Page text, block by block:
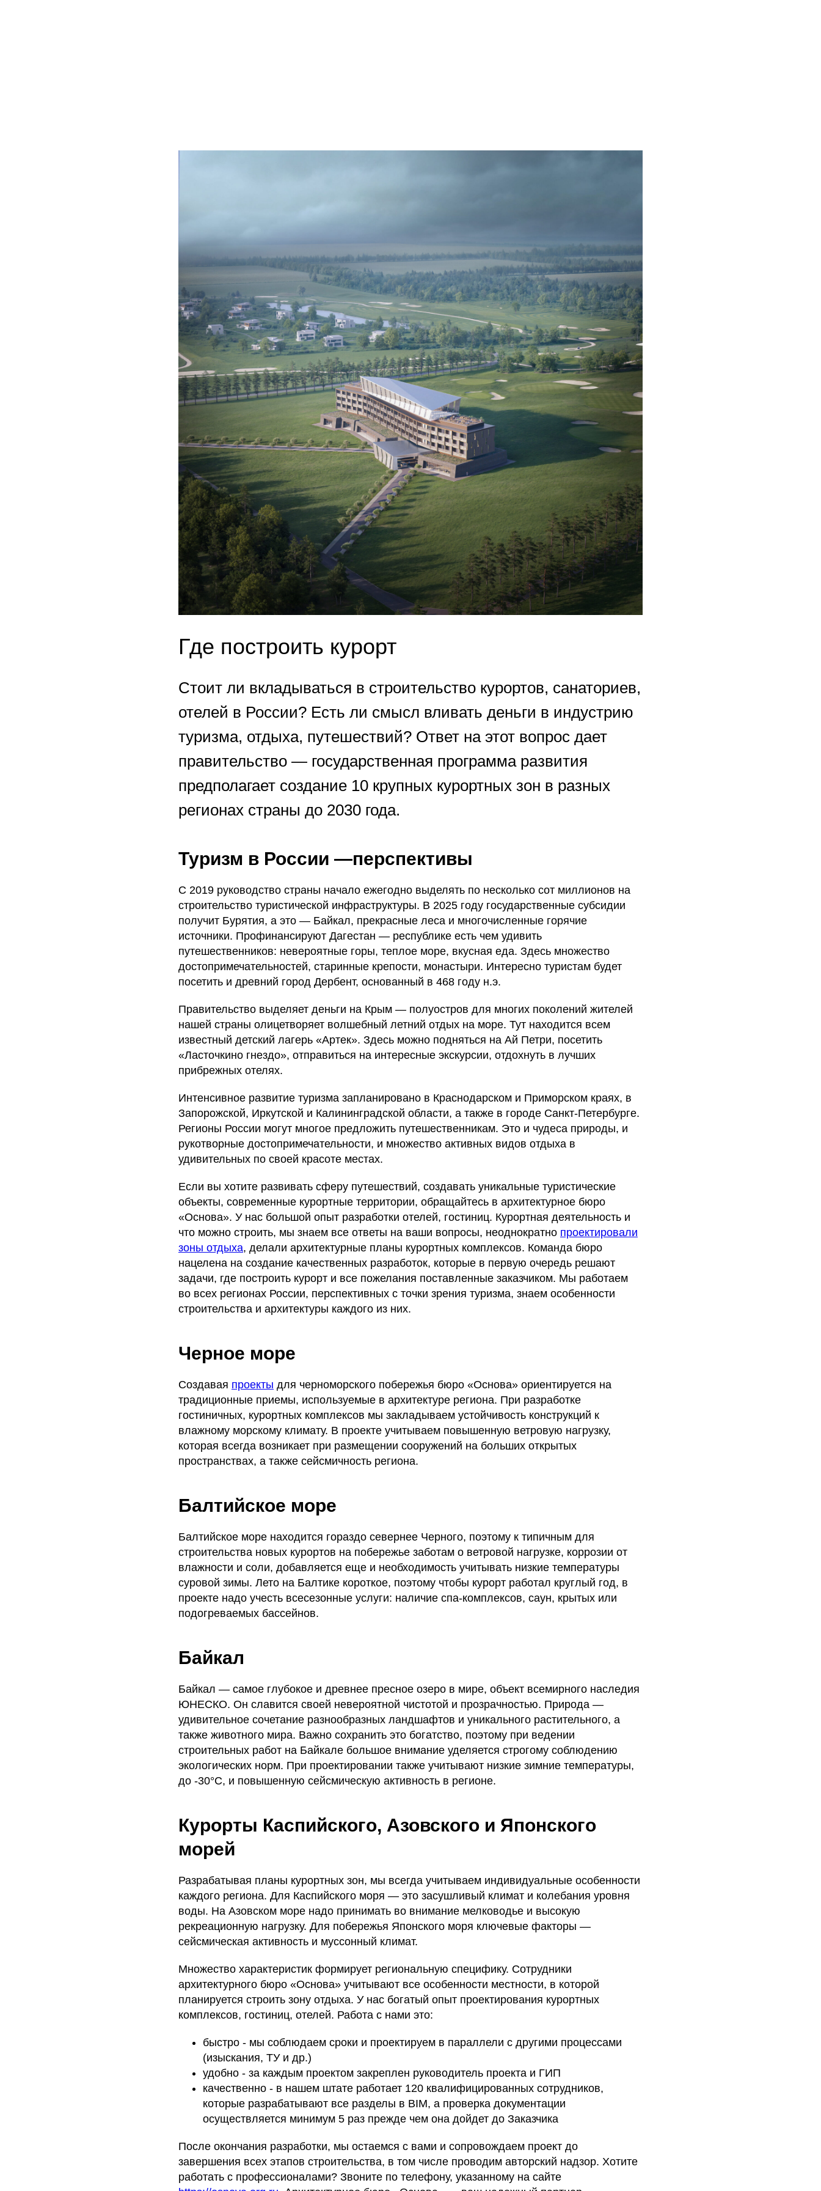
Где построить курорт
Стоит ли вкладываться в строительство курортов, санаториев,
отелей в России? Есть ли смысл вливать деньги в индустрию
туризма, отдыха, путешествий? Ответ на этот вопрос дает
правительство — государственная программа развития
предполагает создание 10 крупных курортных зон в разных
регионах страны до 2030 года.
Туризм в России —перспективы
С 2019 руководство страны начало ежегодно выделять по несколько сот миллионов на
строительство туристической инфраструктуры. В 2025 году государственные субсидии
получит Бурятия, а это — Байкал, прекрасные леса и многочисленные горячие
источники. Профинансируют Дагестан — республике есть чем удивить
путешественников: невероятные горы, теплое море, вкусная еда. Здесь множество
достопримечательностей, старинные крепости, монастыри. Интересно туристам будет
посетить и древний город Дербент, основанный в 468 году н.э.
Правительство выделяет деньги на Крым — полуостров для многих поколений жителей
нашей страны олицетворяет волшебный летний отдых на море. Тут находится всем
известный детский лагерь «Артек». Здесь можно подняться на Ай Петри, посетить
«Ласточкино гнездо», отправиться на интересные экскурсии, отдохнуть в лучших
прибрежных отелях.
Интенсивное развитие туризма запланировано в Краснодарском и Приморском краях, в
Запорожской, Иркутской и Калининградской области, а также в городе Санкт-Петербурге.
Регионы России могут многое предложить путешественникам. Это и чудеса природы, и
рукотворные достопримечательности, и множество активных видов отдыха в
удивительных по своей красоте местах.
Если вы хотите развивать сферу путешествий, создавать уникальные туристические
объекты, современные курортные территории, обращайтесь в архитектурное бюро
«Основа». У нас большой опыт разработки отелей, гостиниц. Курортная деятельность и
что можно строить, мы знаем все ответы на ваши вопросы, неоднократно проектировали
зоны отдыха, делали архитектурные планы курортных комплексов. Команда бюро
нацелена на создание качественных разработок, которые в первую очередь решают
задачи, где построить курорт и все пожелания поставленные заказчиком. Мы работаем
во всех регионах России, перспективных с точки зрения туризма, знаем особенности
строительства и архитектуры каждого из них.
Черное море
Создавая проекты для черноморского побережья бюро «Основа» ориентируется на
традиционные приемы, используемые в архитектуре региона. При разработке
гостиничных, курортных комплексов мы закладываем устойчивость конструкций к
влажному морскому климату. В проекте учитываем повышенную ветровую нагрузку,
которая всегда возникает при размещении сооружений на больших открытых
пространствах, а также сейсмичность региона.
Балтийское море
Балтийское море находится гораздо севернее Черного, поэтому к типичным для
строительства новых курортов на побережье заботам о ветровой нагрузке, коррозии от
влажности и соли, добавляется еще и необходимость учитывать низкие температуры
суровой зимы. Лето на Балтике короткое, поэтому чтобы курорт работал круглый год, в
проекте надо учесть всесезонные услуги: наличие спа-комплексов, саун, крытых или
подогреваемых бассейнов.
Байкал
Байкал — самое глубокое и древнее пресное озеро в мире, объект всемирного наследия
ЮНЕСКО. Он славится своей невероятной чистотой и прозрачностью. Природа —
удивительное сочетание разнообразных ландшафтов и уникального растительного, а
также животного мира. Важно сохранить это богатство, поэтому при ведении
строительных работ на Байкале большое внимание уделяется строгому соблюдению
экологических норм. При проектировании также учитывают низкие зимние температуры,
до -30°C, и повышенную сейсмическую активность в регионе.
Курорты Каспийского, Азовского и Японского
морей
Разрабатывая планы курортных зон, мы всегда учитываем индивидуальные особенности
каждого региона. Для Каспийского моря — это засушливый климат и колебания уровня
воды. На Азовском море надо принимать во внимание мелководье и высокую
рекреационную нагрузку. Для побережья Японского моря ключевые факторы —
сейсмическая активность и муссонный климат.
Множество характеристик формирует региональную специфику. Сотрудники
архитектурного бюро «Основа» учитывают все особенности местности, в которой
планируется строить зону отдыха. У нас богатый опыт проектирования курортных
комплексов, гостиниц, отелей. Работа с нами это:
быстро - мы соблюдаем сроки и проектируем в параллели с другими процессами
(изыскания, ТУ и др.)
удобно - за каждым проектом закреплен руководитель проекта и ГИП
качественно - в нашем штате работает 120 квалифицированных сотрудников,
которые разрабатывают все разделы в BIM, а проверка документации
осуществляется минимум 5 раз прежде чем она дойдет до Заказчика
После окончания разработки, мы остаемся с вами и сопровождаем проект до
завершения всех этапов строительства, в том числе проводим авторский надзор. Хотите
работать с профессионалами? Звоните по телефону, указанному на сайте